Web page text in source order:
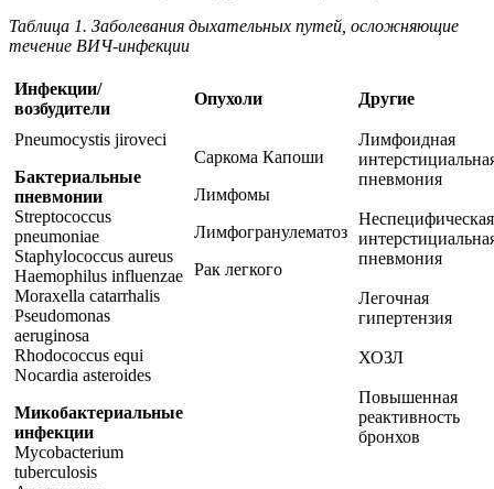
Таблица 1. Заболевания дыхательных путей, осложняющие
течение ВИЧ-инфекции
Инфекции/
возбудители
Опухоли Другие
Pneumocystis jiroveci
Бактериальные
пневмонии
Streptococcus
pneumoniae
Staphylococcus aureus
Haemophilus influenzae
Moraxella catarrhalis
Pseudomonas
aeruginosa
Rhodococcus equi
Nocardia asteroides
Микобактериальные
инфекции
Mycobacterium
tuberculosis
Саркома Капоши
Лимфомы
Лимфогранулематоз
Рак легкого
Лимфоидная
пневмония
Неспецифическая
пневмония
Легочная
гипертензия
ХОЗЛ
Повышенная
реактивность
бронхов